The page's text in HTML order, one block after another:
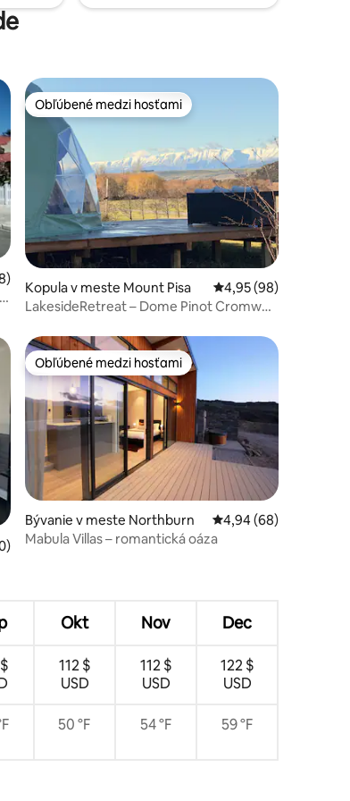
ohodnotenie 5 z 5, počet hodnotení: 8
Obľúbené medzi hosťami
Obľúbené medzi hosťami
Kopula v meste Mount Pisa Priemerné
4,95 (98)
LakesideRetreat – Dome Pinot Cromwell,
ohodnotenie 5 z 5, počet hodnotení: 30
Obľúbené medzi hosťami
Obľúbené medzi hosťami
Bývanie v meste Northburn Priemerné
4,94 (68)
Mabula Villas – romantická oáza
Okt Nov Dec
112 $
USD
112 $
USD
122 $
USD
50 °F 54 °F 59 °F